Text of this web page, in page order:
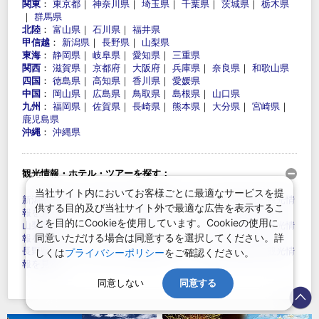
関東 ： 東京都 ｜ 神奈川県 ｜ 埼玉県 ｜ 千葉県 ｜ 茨城県 ｜ 栃木県
｜ 群馬県
北陸 ： 富山県 ｜ 石川県 ｜ 福井県
甲信越 ： 新潟県 ｜ 長野県 ｜ 山梨県
東海 ： 静岡県 ｜ 岐阜県 ｜ 愛知県 ｜ 三重県
関西 ： 滋賀県 ｜ 京都府 ｜ 大阪府 ｜ 兵庫県 ｜ 奈良県 ｜ 和歌山県
四国 ： 徳島県 ｜ 高知県 ｜ 香川県 ｜ 愛媛県
中国 ： 岡山県 ｜ 広島県 ｜ 鳥取県 ｜ 島根県 ｜ 山口県
九州 ： 福岡県 ｜ 佐賀県 ｜ 長崎県 ｜ 熊本県 ｜ 大分県 ｜ 宮崎県 ｜
鹿児島県
沖縄 ： 沖縄県
観光情報・ホテル・ツアーを探す：
新潟県のホテルを予約する 新潟県のツアーを探す |新潟県の観光情
報を見る｜
山梨県のホテルを予約する|山梨県のツアーを探す|山梨県の観光情
報を見る｜
長野県のホテルを予約する| 長野県のツアーを探す|長野県の観光情
報を見る
当社サイト内においてお客様ごとに最適なサービスを提
供する目的及び当社サイト外で最適な広告を表示するこ
とを目的にCookieを使用しています。Cookieの使用に
同意いただける場合は同意するを選択してください。詳
しくはプライバシーポリシーをご確認ください。
同意しない 同意する